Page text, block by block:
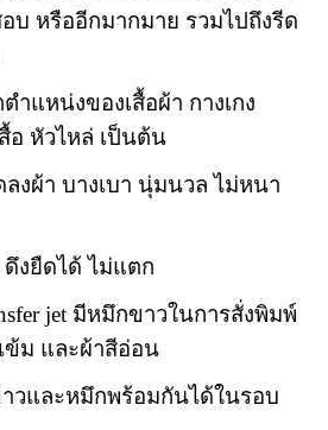
บ หรืออีกมากมาย รวมไปถึงรีด
ำแหน่งของเสื้อผ้า กางเกง
อ หัวไหล่ เป็นต้น
งผ้า บางเบา นุ่มนวล ไม่หนา
งยืดได้ ไม่แตก
jet มีหมึกขาวในการสั่งพิมพ์
ข้ม และผ้าสีอ่อน
วและหมึกพร้อมกันได้ในรอบ